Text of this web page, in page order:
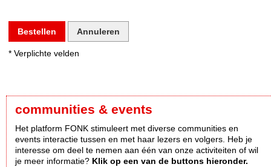
Bestellen Annuleren
* Verplichte velden
communities & events
Het platform FONK stimuleert met diverse communities en
events interactie tussen en met haar lezers en volgers. Heb je
interesse om deel te nemen aan één van onze activiteiten of wil
je meer informatie? Klik op een van de buttons hieronder.